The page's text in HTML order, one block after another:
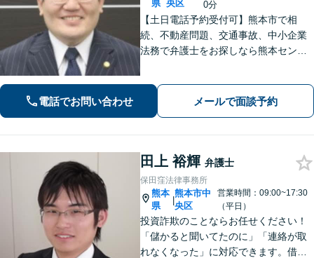
県 央区
0分
【土日電話予約受付可】熊本市で相
続、不動産問題、交通事故、中小企業
法務で弁護士をお探しなら熊本セント
受付可】【休日・夜間相談可】
電話でお問い合わせ メールで面談予約
田上 裕輝 弁護士
保田窪法律事務所
熊本
県
|
熊本市中
央区
営業時間：09:00~17:30
（平日）
投資詐欺のことならお任せください！
「儲かると聞いてたのに」「連絡が取
れなくなった」に対応できます。借